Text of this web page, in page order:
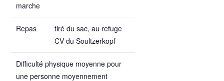
marche
Repas
tiré du sac, au refuge
CV du Soultzerkopf
Difficulté physique moyenne pour
une personne moyennement